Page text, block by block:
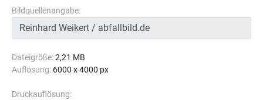
Bildquellenangabe:
Dateigröße:2,21 MB
Auflösung: 6000 x 4000 px
Druckauflösung: